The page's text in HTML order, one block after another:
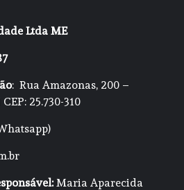
Ltda ME
: Rua Amazonas, 200 –
25.730-310
Maria Aparecida